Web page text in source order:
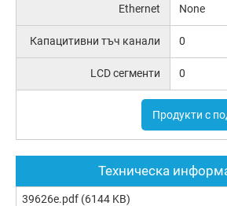
Ethernet None
Капацитивни тъч канали 0
LCD сегменти 0
Продукти с
Техническа
39626e.pdf (6144 KB)